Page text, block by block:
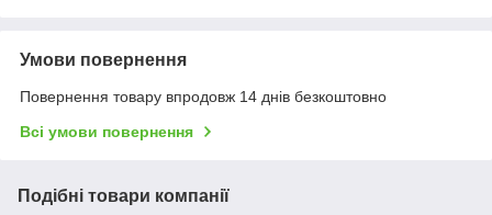
Умови повернення
Повернення товару впродовж 14 днів безкоштовно
Всі умови повернення
Подібні товари компанії